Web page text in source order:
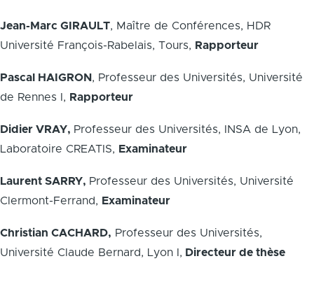
Jean-Marc GIRAULT, Maître de Conférences, HDR
Université François-Rabelais, Tours, Rapporteur
Pascal HAIGRON , Professeur des Universités, Université
de Rennes I, Rapporteur
Didier VRAY, Professeur des Universités, INSA de Lyon,
Laboratoire CREATIS, Examinateur
Laurent SARRY, Professeur des Universités, Université
Clermont-Ferrand, Examinateur
Christian CACHARD, Professeur des Universités,
Université Claude Bernard, Lyon I, Directeur de thèse